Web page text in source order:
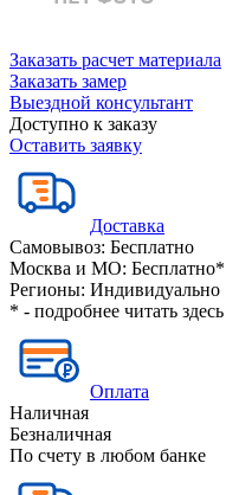
Заказать расчет материала
Заказать замер
Выездной консультант
Доступно к заказу
Оставить заявку
Доставка
Самовывоз: Бесплатно
Москва и МО: Бесплатно*
Регионы: Индивидуально
* - подробнее читать здесь
Оплата
Наличная
Безналичная
По счету в любом банке